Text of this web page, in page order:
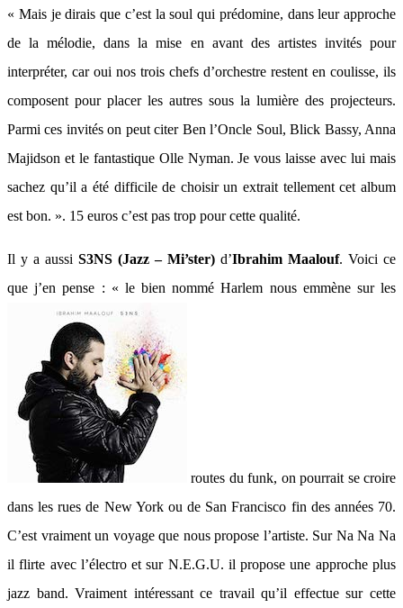
« Mais je dirais que c’est la soul qui prédomine, dans leur approche
de la mélodie, dans la mise en avant des artistes invités pour
interpréter, car oui nos trois chefs d’orchestre restent en coulisse, ils
composent pour placer les autres sous la lumière des projecteurs.
Parmi ces invités on peut citer Ben l’Oncle Soul, Blick Bassy, Anna
Majidson et le fantastique Olle Nyman. Je vous laisse avec lui mais
sachez qu’il a été difficile de choisir un extrait tellement cet album
est bon. ». 15 euros c’est pas trop pour cette qualité.
Il y a aussi S3NS (Jazz – Mi’ster) d’Ibrahim Maalouf. Voici ce
que j’en pense : « le bien nommé Harlem nous emmène sur les
routes du funk, on pourrait se croire
dans les rues de New York ou de San Francisco fin des années 70.
C’est vraiment un voyage que nous propose l’artiste. Sur Na Na Na
il flirte avec l’électro et sur N.E.G.U. il propose une approche plus
jazz band. Vraiment intéressant ce travail qu’il effectue sur cette